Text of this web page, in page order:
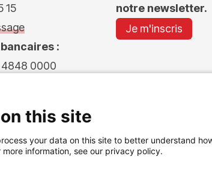
15
:
4848 0000
notre newsletter.
Je m'inscris
this site
your data on this site to better understand
more information, see our privacy policy.